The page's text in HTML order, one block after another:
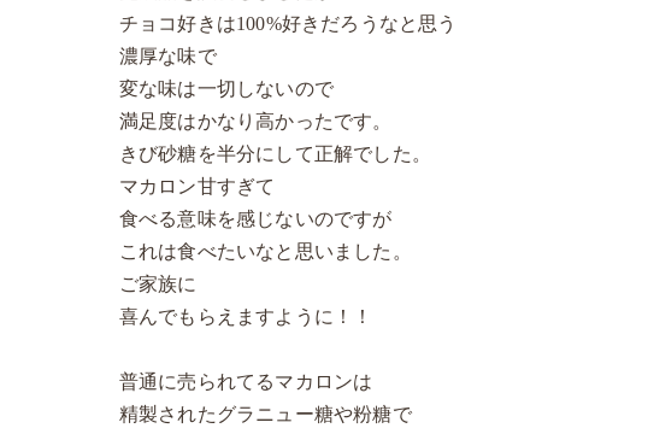
チョコ好きは100%好きだろうなと思う
濃厚な味で
変な味は一切しないので
満足度はかなり高かったです。
きび砂糖を半分にして正解でした。
マカロン甘すぎて
食べる意味を感じないのですが
これは食べたいなと思いました。
ご家族に
喜んでもらえますように！！
普通に売られてるマカロンは
精製されたグラニュー糖や粉糖で